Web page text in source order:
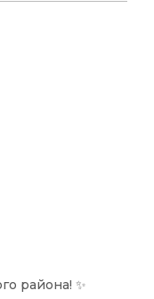
района! ✨